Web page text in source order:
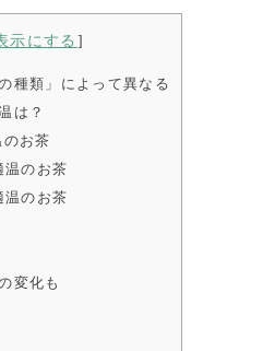
示にする ]
種類」によって異なる
は？
お茶
のお茶
のお茶
変化も